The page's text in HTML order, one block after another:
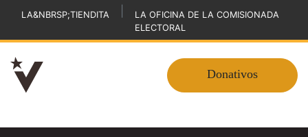
LA&NBRSP;TIENDITA
LA OFICINA DE LA COMISIONADA
ELECTORAL
Donativos